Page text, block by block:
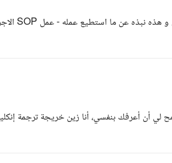
أن أعرفك بنفسي، أنا زين خريجة ترجمة